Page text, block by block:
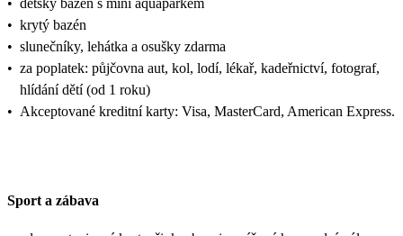
• dětský bazén s mini aquaparkem
• krytý bazén
• slunečníky, lehátka a osušky zdarma
• za poplatek: půjčovna aut, kol, lodí, lékař, kadeřnictví, fotograf,
hlídání dětí (od 1 roku)
• Akceptované kreditní karty: Visa, MasterCard, American Express.
Sport a zábava